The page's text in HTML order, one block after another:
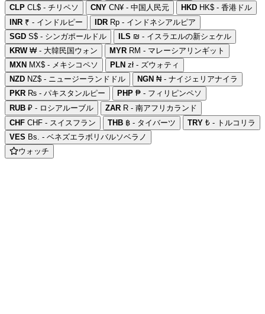
CLP CL$ - チリペソ CNY CN¥ - 中国人民元 HKD HK$ - 香港ドル
INR ₹ - インドルピー IDR Rp - インドネシアルピア
SGD S$ - シンガポールドル ILS ₪ - イスラエルの新シェケル
KRW₩ - 大韓民国ウォン MYR RM - マレーシアリンギット
MXN MX$ - メキシコペソ PLN zł - ズウォティ
NZD NZ$ - ニュージーランドドル NGN ₦ - ナイジェリアナイラ
PKR ₨ - パキスタンルピー PHP ₱ - フィリピンペソ
RUB ₽ - ロシアルーブル ZAR R - 南アフリカランド
CHF CHF - スイスフラン THB ฿ - タイバーツ TRY ₺ - トルコリラ
VES Bs. - ベネズエラボリバルソベラノ
ウォッチ